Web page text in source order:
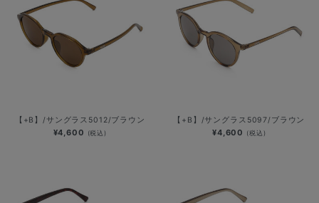
【+B】/サングラス5012/ブラウン
¥4,600 (税込)
【+B】/サングラス5097/ブラウン
¥4,600 (税込)